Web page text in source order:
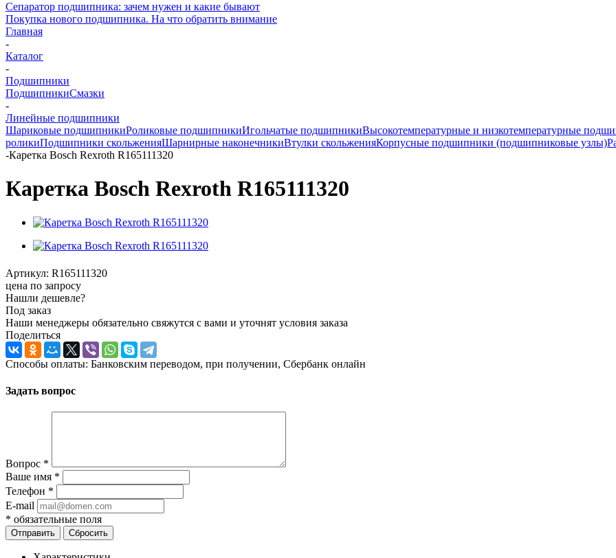
Сепаратор подшипника: зачем нужен и какие бывают
Покупка нового подшипника. На что обратить внимание
Главная
-
Каталог
-
Подшипники
ПодшипникиСмазки
-
Линейные подшипники
Шариковые подшипникиРоликовые подшипникиИгольчатые подшипникиВысокотемпературные и низкотемпературные
роликиПодшипники скольженияШарнирные наконечникиВтулки скольженияКорпусные подшипники (подшипниковые узлы)
-Каретка Bosch Rexroth R165111320
Каретка Bosch Rexroth R165111320
Артикул: R165111320
цена по запросу
Нашли дешевле?
Под заказ
Наши менеджеры обязательно свяжутся с вами и уточнят условия заказа
Поделиться
Способы оплаты: Банковским переводом, при получении, Сбербанк онлайн
Задать вопрос
Вопрос *
Ваше имя *
Телефон *
E-mail
* обязательные поля
Отправить Сбросить